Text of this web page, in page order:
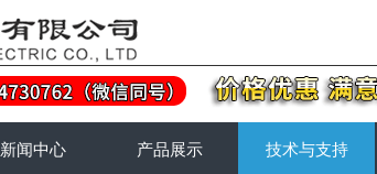
新闻中心 产品展示 技术与支持